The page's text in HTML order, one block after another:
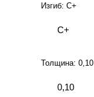
Изгиб:C+
C+
Толщина:0,10
0,10